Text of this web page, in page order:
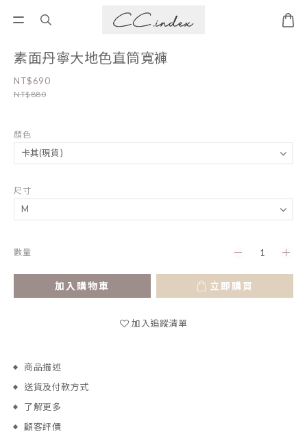
素面丹寧大地色直筒寬褲
NT$690
NT$880
顏色
尺寸
數量
加入購物車 立即購買
加入追蹤清單
商品描述
送貨及付款方式
了解更多
顧客評價